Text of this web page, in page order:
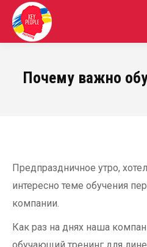
Почему важно
Предпраздничное утро,
интересно теме обучения
компании.
‍Как раз на днях наша